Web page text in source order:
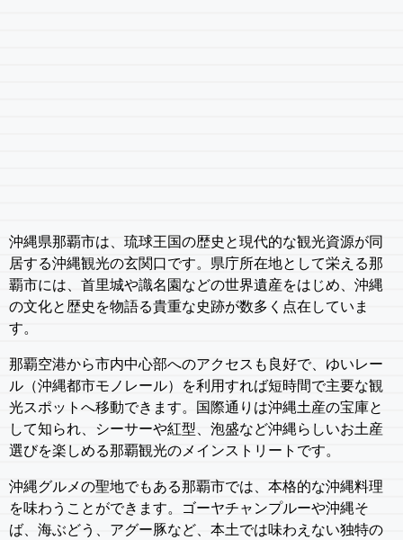
沖縄県那覇市は、琉球王国の歴史と現代的な観光資源が同
居する沖縄観光の玄関口です。県庁所在地として栄える那
覇市には、首里城や識名園などの世界遺産をはじめ、沖縄
の文化と歴史を物語る貴重な史跡が数多く点在していま
す。
那覇空港から市内中心部へのアクセスも良好で、ゆいレー
ル（沖縄都市モノレール）を利用すれば短時間で主要な観
光スポットへ移動できます。国際通りは沖縄土産の宝庫と
して知られ、シーサーや紅型、泡盛など沖縄らしいお土産
選びを楽しめる那覇観光のメインストリートです。
沖縄グルメの聖地でもある那覇市では、本格的な沖縄料理
を味わうことができます。ゴーヤチャンプルーや沖縄そ
ば、海ぶどう、アグー豚など、本土では味わえない独特の